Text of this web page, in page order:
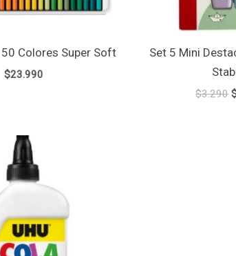
Colores Super Soft
$23.990
Set 5 Mini
$3.290